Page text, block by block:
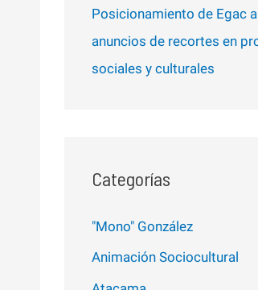
Posicionamiento de Egac
anuncios de recortes en
sociales y culturales
Categorías
"Mono" González
Animación Sociocultural